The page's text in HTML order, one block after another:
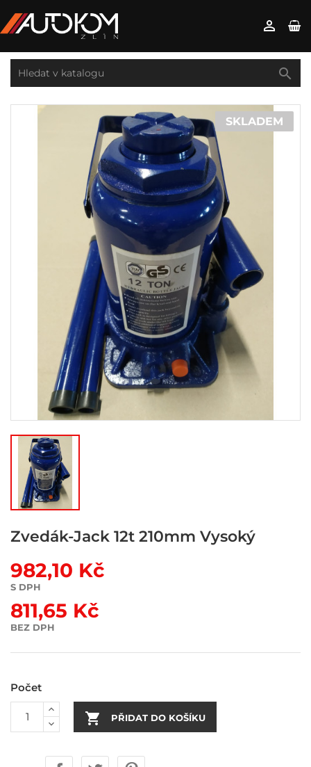


SKLADEM
Zvedák-Jack 12t 210mm Vysoký
982,10 Kč
S DPH
811,65 Kč
BEZ DPH
Počet
 PŘIDAT DO KOŠÍKU